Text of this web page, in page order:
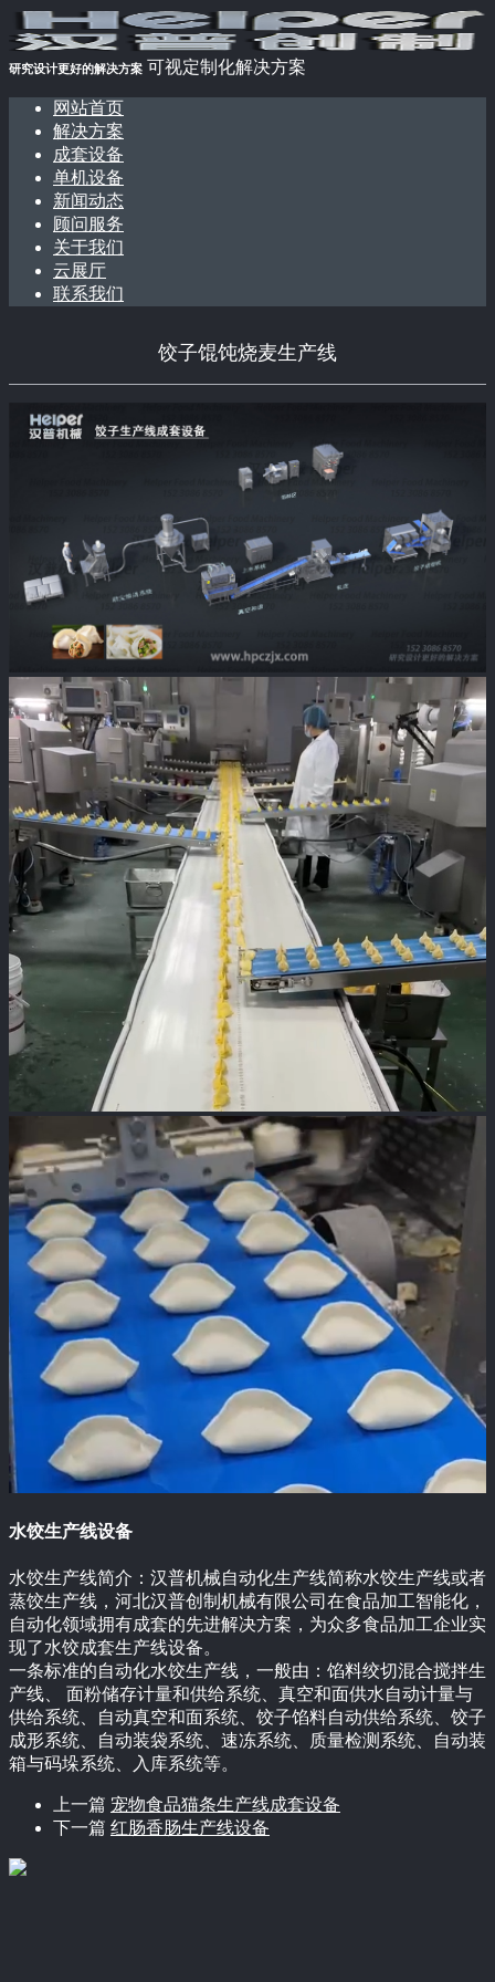
研究设计更好的解决方案 可视定制化解决方案
网站首页
解决方案
成套设备
单机设备
新闻动态
顾问服务
关于我们
云展厅
联系我们
饺子馄饨烧麦生产线
水饺生产线设备
水饺生产线简介：汉普机械自动化生产线简称水饺生产线或者
蒸饺生产线，河北汉普创制机械有限公司在食品加工智能化，
自动化领域拥有成套的先进解决方案，为众多食品加工企业实
现了水饺成套生产线设备。
一条标准的自动化水饺生产线，一般由：馅料绞切混合搅拌生
产线、 面粉储存计量和供给系统、真空和面供水自动计量与
供给系统、自动真空和面系统、饺子馅料自动供给系统、饺子
成形系统、自动装袋系统、速冻系统、质量检测系统、自动装
箱与码垛系统、入库系统等。
上一篇 宠物食品猫条生产线成套设备
下一篇 红肠香肠生产线设备